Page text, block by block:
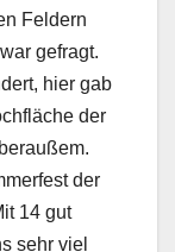
Feldern
gefragt.
hier gab
der
der
14 gut
sehr viel